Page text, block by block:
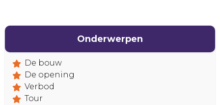
Onderwerpen
De bouw
De opening
Verbod
Tour